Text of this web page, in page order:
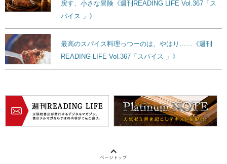
戻す、小さな冒険《週刊READING LIFE Vol.367「ス
パイス 」》
最高のスパイス料理っつーのは、やはり……《週刊
READING LIFE Vol.367「スパイス 」》